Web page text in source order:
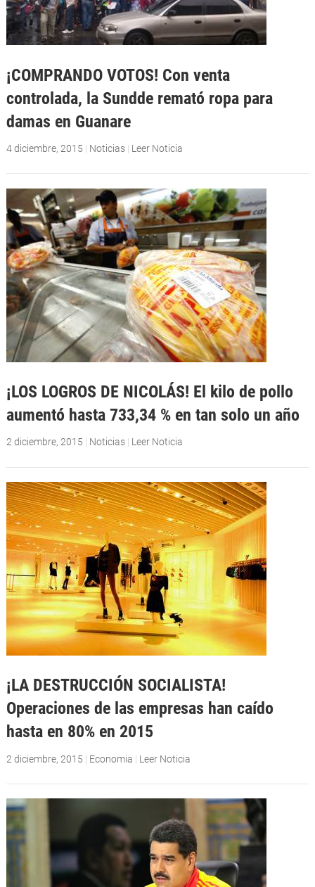
¡COMPRANDO VOTOS! Con venta
controlada, la Sundde remató ropa para
damas en Guanare
4 diciembre, 2015 | Noticias | Leer Noticia
¡LOS LOGROS DE NICOLÁS! El kilo de pollo
aumentó hasta 733,34 % en tan solo un año
2 diciembre, 2015 | Noticias | Leer Noticia
¡LA DESTRUCCIÓN SOCIALISTA!
Operaciones de las empresas han caído
hasta en 80% en 2015
2 diciembre, 2015 | Economia | Leer Noticia